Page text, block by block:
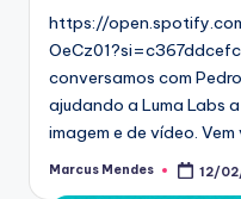
https://
conversamos com
ajudando a Luma Labs
imagem e de vídeo.
Posted
Marcus Mendes 12/